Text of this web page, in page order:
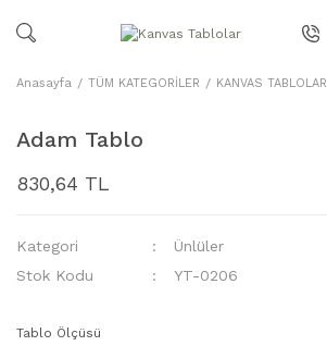
Anasayfa TÜM KATEGORİLER KANVAS TABLOLAR
Adam Tablo
830,64 TL
Kategori
Ünlüler
Stok Kodu
YT-0206
Tablo Ölçüsü